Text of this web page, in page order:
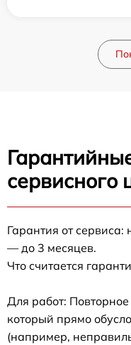
сервисного
Гарантия от
— до 3 месяцев.
Что считается
Для работ:
который прямо
(например,